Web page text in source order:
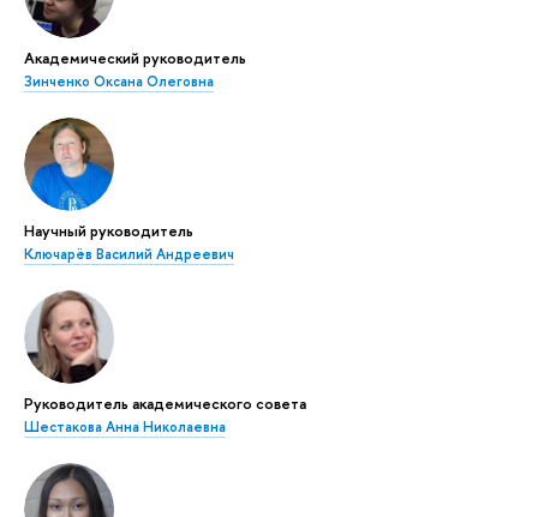
Академический руководитель
Зинченко Оксана Олеговна
Научный руководитель
Ключарёв Василий Андреевич
Руководитель академического совета
Шестакова Анна Николаевна